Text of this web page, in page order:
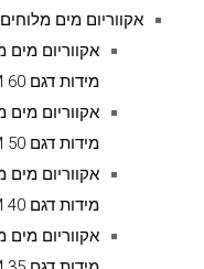
אקווריום מים מלוחים Plug&Play קומפלט
מידות דגם AM 60
מידות דגם AM 50
מידות דגם AM 40